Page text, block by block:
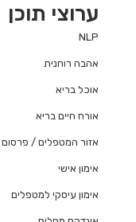
ערוצי תוכן
NLP
אהבה רוחנית
אוכל בריא
אורח חיים בריא
אזור המטפלים /
אימון אישי
אימון עיסקי למטפלים